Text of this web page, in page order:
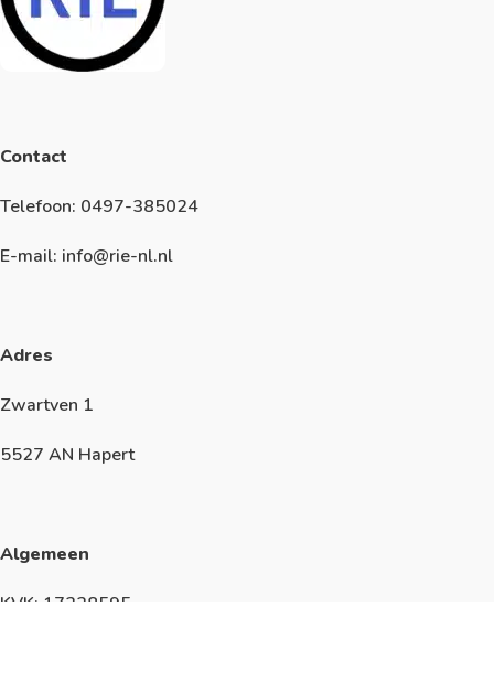
Contact
Telefoon: 0497-385024
E-mail: info@rie-nl.nl
Adres
Zwartven 1
5527 AN Hapert
Algemeen
KVK: 17228595